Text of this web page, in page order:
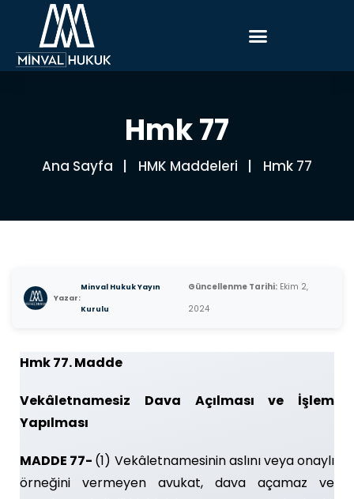
Hmk 77
Ana Sayfa HMK Maddeleri Hmk 77
Yazar:
Minval Hukuk Yayın
Kurulu
Güncellenme Tarihi: Ekim 2,
2024
Hmk 77. Madde
Vekâletnamesiz Dava Açılması ve İşlem
Yapılması
MADDE 77- (1) Vekâletnamesinin aslını veya onaylı
örneğini vermeyen avukat, dava açamaz ve